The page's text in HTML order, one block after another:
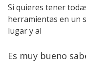
Si quieres tener
herramientas en un
lugar y al
Es muy bueno